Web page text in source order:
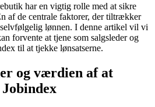
har en vigtig rolle med at sikre
af de centrale faktorer, der tiltrækker
lønnen. I denne artikel vil vi
forvente at tjene som salgsleder og
til at tjekke lønsatserne.
og værdien af at